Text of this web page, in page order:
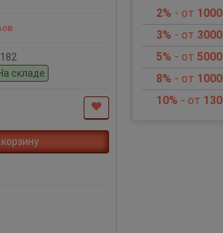
складе
корзину
2% - от 1000
3% - от 3000
5% - от 5000
8% - от
10% - от